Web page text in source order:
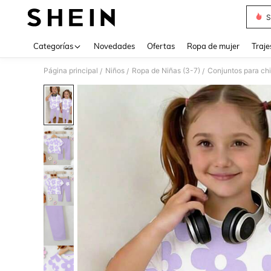
Categorías Novedades Ofertas Ropa de mujer
Página principal / Niños / Ropa de Niñas (3-7) / Conjuntos para